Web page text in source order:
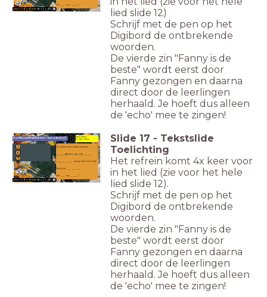
we ___ op ______ !
antwoord ontbrekende woorden
lied slide 12)
Schrijf met de pen op het
Digibord de ontbrekende
woorden.
De vierde zin "Fanny is de
beste" wordt eerst door
Fanny gezongen en daarna
direct door de leerlingen
herhaald. Je hoeft dus alleen
de 'echo' mee te zingen!
Zoef Boem Knal Knetter - het refrein
Zoef, boem, knal, knetter.
______, glitters, goud, ______ .
______, _____, zing met me mee.
Fanny is __ ______,
we ___ op ______ !
antwoord ontbrekende woorden
mp3 refrein
D: dit is Nina
Slide 17 - Tekstslide
Toelichting
Het refrein komt 4x keer voor
in het lied (zie voor het hele
lied slide 12).
Schrijf met de pen op het
Digibord de ontbrekende
woorden.
De vierde zin "Fanny is de
beste" wordt eerst door
Fanny gezongen en daarna
direct door de leerlingen
herhaald. Je hoeft dus alleen
de 'echo' mee te zingen!